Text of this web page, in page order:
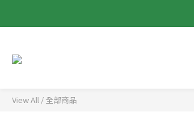
View All / 全部商品